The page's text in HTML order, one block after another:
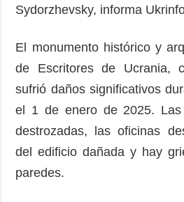
Fotos
Sydorzhevsky, informa
El monumento histórico y
de Escritores de Ucrania,
sufrió daños significativos
el 1 de enero de 2025. Las
destrozadas, las oficinas
del edificio dañada y hay
paredes.